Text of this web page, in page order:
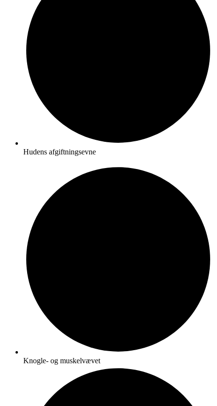
Hudens afgiftningsevne
Knogle- og muskelvævet